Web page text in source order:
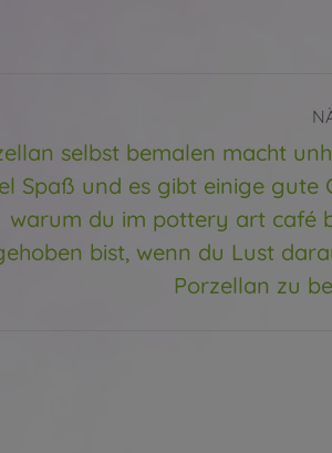
selbst bemalen macht
Spaß und es gibt einige gute
warum du im pottery art café
bist, wenn du Lust
Porzellan zu